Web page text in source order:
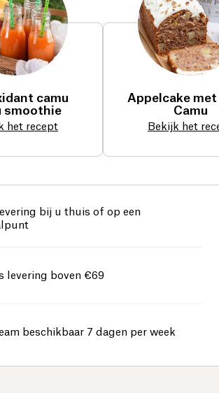
camu
smoothie
het recept
Appelcake met
Camu
Bekijk het
bij u thuis of op een
levering boven €69
beschikbaar 7 dagen per week